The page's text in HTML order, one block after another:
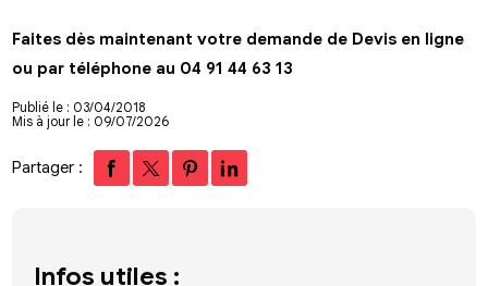
Faites dès maintenant votre demande de Devis en ligne
ou par téléphone au 04 91 44 63 13
Publié le : 03/04/2018
Mis à jour le : 09/07/2026
Partager :
Infos utiles :